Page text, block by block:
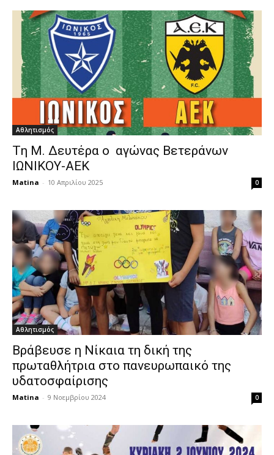
Αθλητισμός
Tη Μ. Δευτέρα ο αγώνας Βετεράνων
ΙΩΝΙΚΟΥ-ΑΕΚ
Matina - 10 Απριλίου 2025 0
Αθλητισμός
Βράβευσε η Νίκαια τη δική της
πρωταθλήτρια στο πανευρωπαικό της
υδατοσφαίρισης
Matina - 9 Νοεμβρίου 2024 0